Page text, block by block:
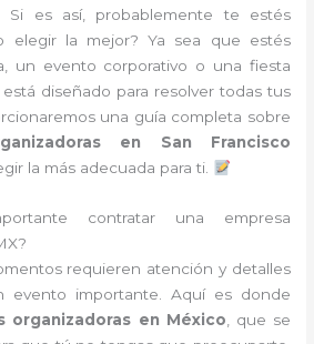
Si es así, probablemente te estés
elegir la mejor? Ya sea que estés
un evento corporativo o una fiesta
diseñado para resolver todas tus
una guía completa sobre
en San Francisco
la más adecuada para ti.
contratar una empresa
requieren atención y detalles
evento importante. Aquí es donde
organizadoras en México , que se